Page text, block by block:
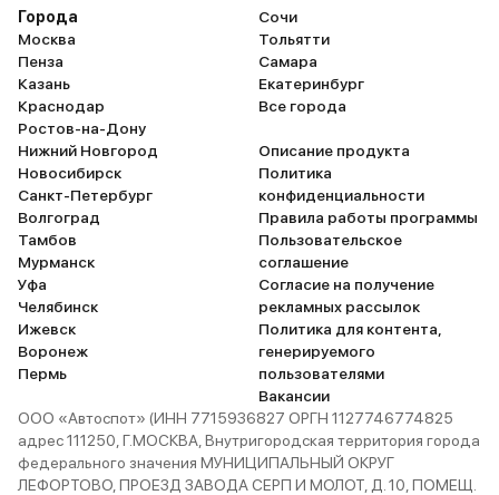
Города
Москва
Пенза
Казань
Краснодар
Ростов-на-Дону
Нижний Новгород
Новосибирск
Санкт-Петербург
Волгоград
Тамбов
Мурманск
Уфа
Челябинск
Ижевск
Воронеж
Пермь
Сочи
Тольятти
Самара
Екатеринбург
Все города
Описание продукта
Политика
конфиденциальности
Правила работы программы
Пользовательское
соглашение
Согласие на получение
рекламных рассылок
Политика для контента,
генерируемого
пользователями
Вакансии
ООО «Автоспот» (ИНН 7715936827 ОРГН 1127746774825
адрес 111250, Г.МОСКВА, Внутригородская территория города
федерального значения МУНИЦИПАЛЬНЫЙ ОКРУГ
ЛЕФОРТОВО, ПРОЕЗД ЗАВОДА СЕРП И МОЛОТ, Д. 10, ПОМЕЩ.